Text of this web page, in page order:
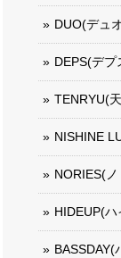
DUO(デュ
DEPS(デプ
TENRYU(
NISHINE
NORIES(
HIDEUP(
BASSDAY(